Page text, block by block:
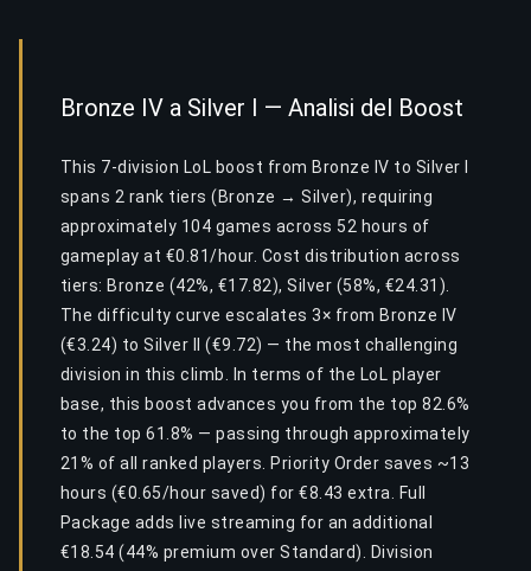
Bronze IV a Silver I — Analisi del Boost
This 7-division LoL boost from Bronze IV to Silver I
spans 2 rank tiers (Bronze → Silver), requiring
approximately 104 games across 52 hours of
gameplay at €0.81/hour. Cost distribution across
tiers: Bronze (42%, €17.82), Silver (58%, €24.31).
The difficulty curve escalates 3× from Bronze IV
(€3.24) to Silver II (€9.72) — the most challenging
division in this climb. In terms of the LoL player
base, this boost advances you from the top 82.6%
to the top 61.8% — passing through approximately
21% of all ranked players. Priority Order saves ~13
hours (€0.65/hour saved) for €8.43 extra. Full
Package adds live streaming for an additional
€18.54 (44% premium over Standard). Division